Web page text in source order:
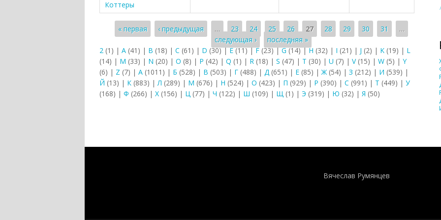
Коттеры
Страницы
« первая ‹ предыдущая … 23 24 25 26 27 28 29 30 31
…
следующая ›
последняя »
2 (1) | A (41) | B (18) | C (61) | D (30)|E(11)|F (23)|G(14)|H (32) | I (21) | J (2) | K (19) | L
(14) | M (33) | N (20) | O (8) | P (42) | Q (1) | R (18) | S (47) | T (30) | U (7) | V(15) | W (5) | Y
(6) | Z (7) | А (1011) | Б (528) | В (503) | Г (488) | Д (651) | Е (85) |Ж (54) | З (212) | И (539) |
Й (13) | К (883) |Л (289) | М (676) | Н (524) | О (423) | П (929) | Р (390) | С (991) | Т (449) | У
(168) | Ф (266) | Х (156) | Ц (77) | Ч (122) | Ш (109) | Щ (1) | Э (319) | Ю (32) | Я (50)
Вячеслав Румянцев